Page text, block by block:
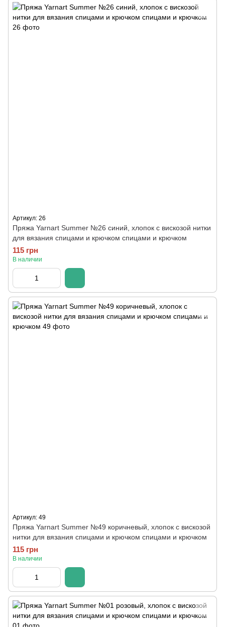
Артикул: 26
Пряжа Yarnart Summer №26 синий, хлопок с вискозой нитки
для вязания спицами и крючком спицами и крючком
115 грн
В наличии
Артикул: 49
Пряжа Yarnart Summer №49 коричневый, хлопок с вискозой
нитки для вязания спицами и крючком спицами и крючком
115 грн
В наличии